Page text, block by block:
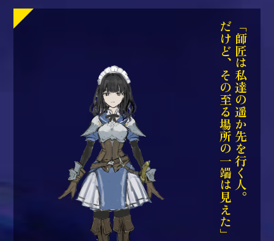
「師匠は私達の遥か先を行く人。
だけど、その至る場所の一端は見えた」